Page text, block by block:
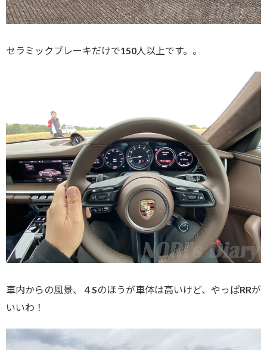
セラミックブレーキだけで150人以上です。。
車内からの風景、４Sのほうが車体は高いけど、やっぱRRが
いいわ！